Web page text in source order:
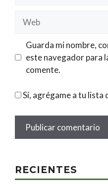
Web
Guarda mi nombre,
este navegador para
comente.
Sí, agrégame a tu lista
RECIENTES